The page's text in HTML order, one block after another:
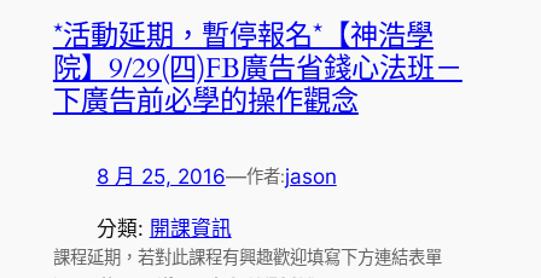
*活動延期，暫停報名*【神浩學
院】9/29(四)FB廣告省錢心法班－
下廣告前必學的操作觀念
8 月 25, 2016—作者:jason
分類: 開課資訊
課程延期，若對此課程有興趣歡迎填寫下方連結表單